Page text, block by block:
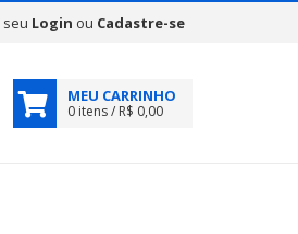
seu Login ou Cadastre-se
MEU CARRINHO
0 itens / R$ 0,00